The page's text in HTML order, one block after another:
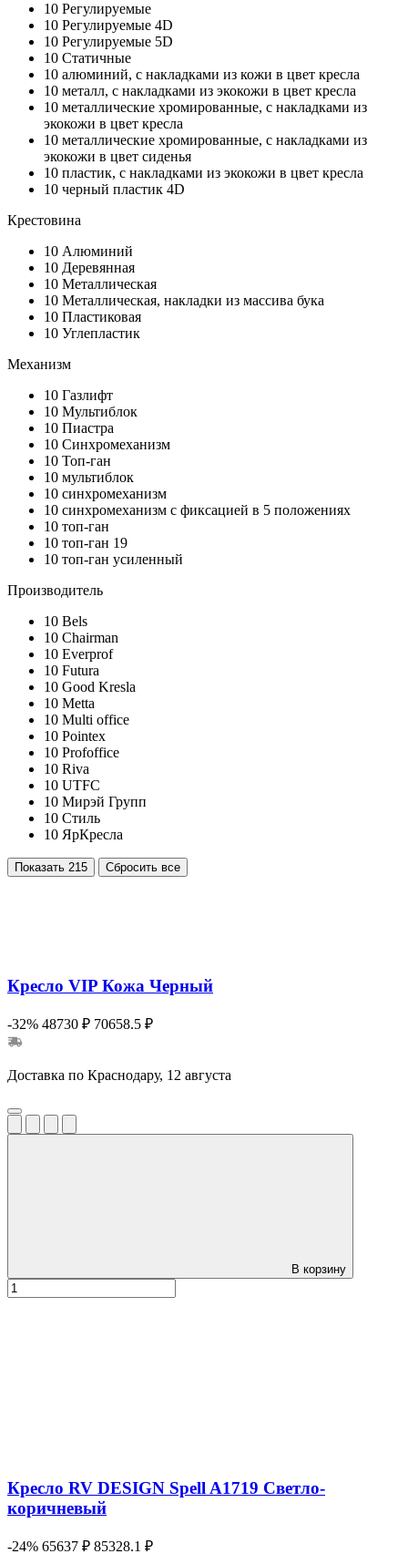
10 Регулируемые
10 Регулируемые 4D
10 Регулируемые 5D
10 Статичные
10 алюминий, с накладками из кожи в цвет кресла
10 металл, с накладками из экокожи в цвет кресла
10 металлические хромированные, с накладками из
экокожи в цвет кресла
10 металлические хромированные, с накладками из
экокожи в цвет сиденья
10 пластик, с накладками из экокожи в цвет кресла
10 черный пластик 4D
Крестовина
10 Алюминий
10 Деревянная
10 Металлическая
10 Металлическая, накладки из массива бука
10 Пластиковая
10 Углепластик
Механизм
10 Газлифт
10 Мультиблок
10 Пиастра
10 Синхромеханизм
10 Топ-ган
10 мультиблок
10 синхромеханизм
10 синхромеханизм с фиксацией в 5 положениях
10 топ-ган
10 топ-ган 19
10 топ-ган усиленный
Производитель
10 Bels
10 Chairman
10 Everprof
10 Futura
10 Good Kresla
10 Metta
10 Multi office
10 Pointex
10 Profoffice
10 Riva
10 UTFC
10 Мирэй Групп
10 Стиль
10 ЯрКресла
Показать 215 Сбросить все
Кресло VIP Кожа Черный
-32% 48730 ₽ 70658.5 ₽
Доставка по Краснодару, 12 августа
В корзину
Кресло RV DESIGN Spell A1719 Светло-
коричневый
-24% 65637 ₽ 85328.1 ₽